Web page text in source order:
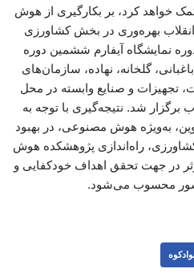
خواهد کرد، بر بکارگیری از هوش
بهره‌وری در بخش کشاورزی
نمایشگاه آیفارم ششمین دوره
گلخانه، نهاده، سازمان‌های
تجهیزات و صنایع وابسته در محل
برگزار شد. نتیجه‌گیری با توجه به
به‌ویژه هوش مصنوعی، در بهبود
راه‌اندازی پژوهشکده هوش
در جهت تحقق اهداف خودکفایی و
محسوب می‌شود.